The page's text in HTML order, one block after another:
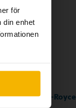
för
din enhet
Rolls-Royce